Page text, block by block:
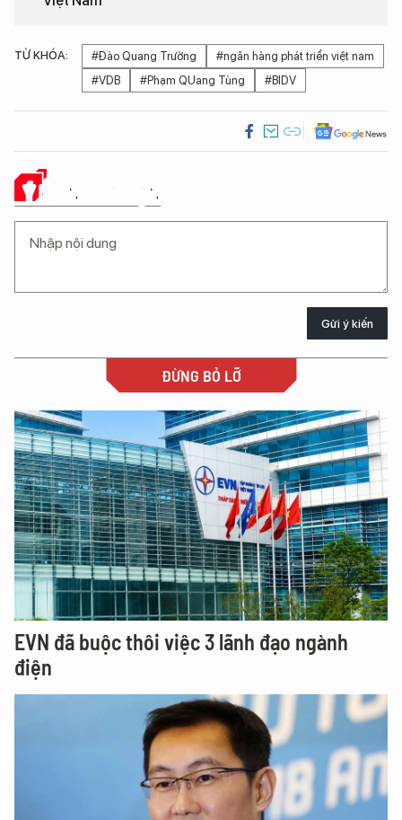
TỪ KHÓA: #Đào Quang Trường
#ngân hàng phát triển việt nam
#VDB
#Phạm QUang Tùng #BIDV
Ý KIẾN CỦA BẠN
Gửi ý kiến
ĐỪNG BỎ LỠ
EVN đã buộc thôi việc 3 lãnh đạo ngành
điện